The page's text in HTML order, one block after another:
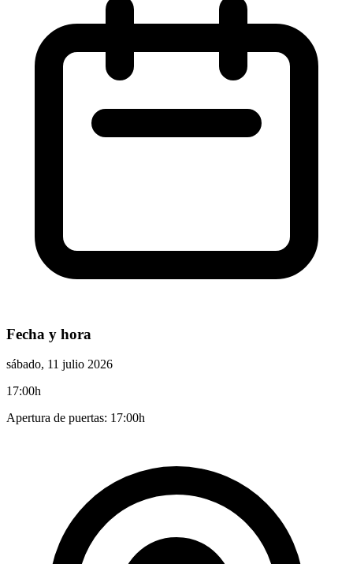
Fecha y hora
sábado, 11 julio 2026
17:00h
Apertura de puertas: 17:00h